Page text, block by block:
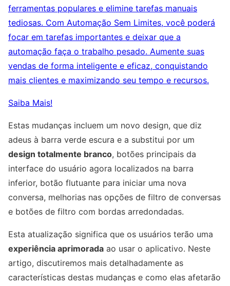
ferramentas populares e elimine tarefas manuais
tediosas. Com Automação Sem Limites, você poderá
focar em tarefas importantes e deixar que a
automação faça o trabalho pesado. Aumente suas
vendas de forma inteligente e eficaz, conquistando
mais clientes e maximizando seu tempo e recursos.
Saiba Mais!
Estas mudanças incluem um novo design, que diz
adeus à barra verde escura e a substitui por um
design totalmente branco, botões principais da
interface do usuário agora localizados na barra
inferior, botão flutuante para iniciar uma nova
conversa, melhorias nas opções de filtro de conversas
e botões de filtro com bordas arredondadas.
Esta atualização significa que os usuários terão uma
experiência aprimorada ao usar o aplicativo. Neste
artigo, discutiremos mais detalhadamente as
características destas mudanças e como elas afetarão